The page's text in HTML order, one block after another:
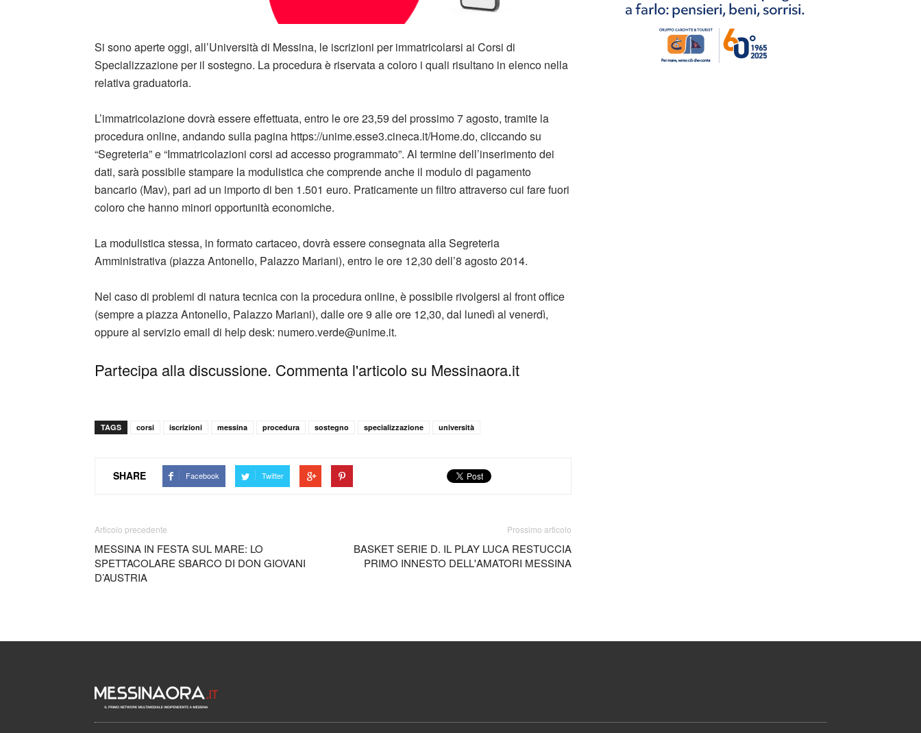
Si sono aperte oggi, all’Università di Messina, le iscrizioni per immatricolarsi ai Corsi di
Specializzazione per il sostegno. La procedura è riservata a coloro i quali risultano in elenco nella
relativa graduatoria.
L’immatricolazione dovrà essere effettuata, entro le ore 23,59 del prossimo 7 agosto, tramite la
procedura online, andando sulla pagina https://unime.esse3.cineca.it/Home.do, cliccando su
“Segreteria” e “Immatricolazioni corsi ad accesso programmato”. Al termine dell’inserimento dei
dati, sarà possibile stampare la modulistica che comprende anche il modulo di pagamento
bancario (Mav), pari ad un importo di ben 1.501 euro. Praticamente un filtro attraverso cui fare fuori
coloro che hanno minori opportunità economiche.
La modulistica stessa, in formato cartaceo, dovrà essere consegnata alla Segreteria
Amministrativa (piazza Antonello, Palazzo Mariani), entro le ore 12,30 dell’8 agosto 2014.
Nel caso di problemi di natura tecnica con la procedura online, è possibile rivolgersi al front office
(sempre a piazza Antonello, Palazzo Mariani), dalle ore 9 alle ore 12,30, dal lunedì al venerdì,
oppure al servizio email di help desk: numero.verde@unime.it.
Partecipa alla discussione. Commenta l'articolo su Messinaora.it
TAGS corsi iscrizioni messina procedura sostegno specializzazione università
SHARE Facebook Twitter
Articolo precedente
MESSINA IN FESTA SUL MARE: LO
SPETTACOLARE SBARCO DI DON GIOVANI
D’AUSTRIA
Prossimo articolo
BASKET SERIE D. IL PLAY LUCA RESTUCCIA
PRIMO INNESTO DELL'AMATORI MESSINA